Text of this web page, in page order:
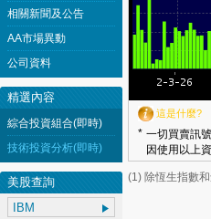
這是什麼?
* 一切買賣訊
因使用以上
(1) 除恆生指數
相關新聞及公告
AA市場異動
公司資料
精選內容
綜合投資組合(即時)
技術投資分析(即時)
美股查詢